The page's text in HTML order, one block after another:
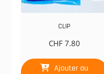
CLIP
CHF7.80
Ajouter au